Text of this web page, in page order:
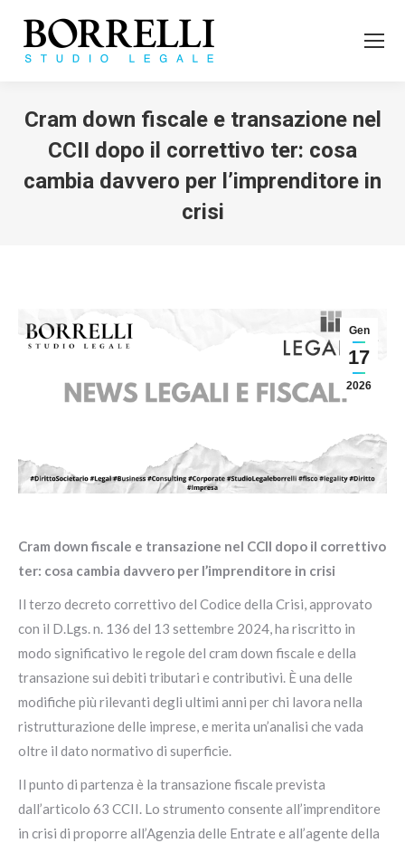
Cram down fiscale e transazione nel
CCII dopo il correttivo ter: cosa
cambia davvero per l’imprenditore in
crisi
Gen
17
2026
Cram down fiscale e transazione nel CCII dopo il correttivo
ter: cosa cambia davvero per l’imprenditore in crisi
Il terzo decreto correttivo del Codice della Crisi, approvato
con il D.Lgs. n. 136 del 13 settembre 2024, ha riscritto in
modo significativo le regole del cram down fiscale e della
transazione sui debiti tributari e contributivi. È una delle
modifiche più rilevanti degli ultimi anni per chi lavora nella
ristrutturazione delle imprese, e merita un’analisi che vada
oltre il dato normativo di superficie.
Il punto di partenza è la transazione fiscale prevista
dall’articolo 63 CCII. Lo strumento consente all’imprenditore
in crisi di proporre all’Agenzia delle Entrate e all’agente della